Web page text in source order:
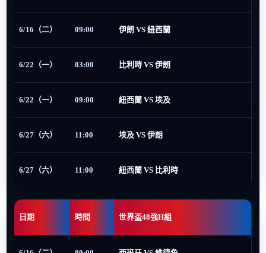
6/16（二） 09:00 伊朗 VS 紐西蘭
6/22（一） 03:00 比利時 VS 伊朗
6/22（一） 09:00 紐西蘭 VS 埃及
6/27（六） 11:00 埃及 VS 伊朗
6/27（六） 11:00 紐西蘭 VS 比利時
日期 時間 世界盃48強H組